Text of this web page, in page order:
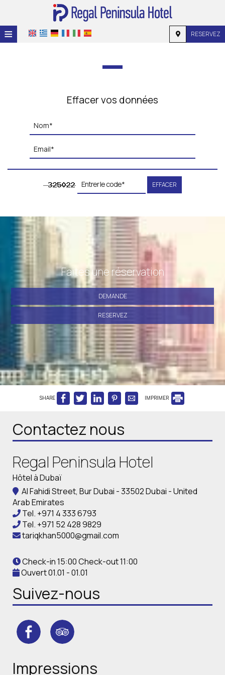
≡ RESERVEZ
HÉBERGEMENT
GALERIE
DEMANDE
Effacer vos données
EFFACER
Faites une réservation
DEMANDE
RESERVEZ
SHARE IMPRIMER
Contactez nous
Regal Peninsula Hotel
Hôtel à Dubaï
Al Fahidi Street, Bur Dubai - 33502 Dubai - United
Arab Emirates
Tel. +971 4 333 6793
Tel. +971 52 428 9829
tariqkhan5000@gmail.com
Check-in 15:00 Check-out 11:00
Ouvert 01.01 - 01.01
Suivez-nous
Impressions